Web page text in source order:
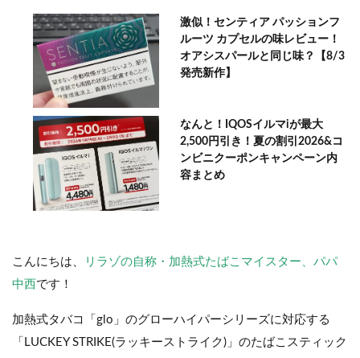
激似！センティア パッションフ
ルーツ カプセルの味レビュー！
オアシスパールと同じ味？【8/3
発売新作】
なんと！IQOSイルマiが最大
2,500円引き！夏の割引2026&コ
ンビニクーポンキャンペーン内
容まとめ
こんにちは、
リラゾの自称・加熱式たばこマイスター、パパ
中西 です！
加熱式タバコ「glo」のグローハイパーシリーズに対応する
「LUCKEY STRIKE(ラッキーストライク)」のたばこスティック